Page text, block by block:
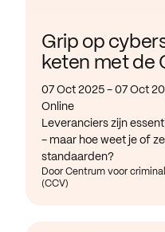
Grip op
keten met de
07 Oct 2025 - 07 Oct
Online
Leveranciers zijn
- maar hoe weet je of
standaarden?
Door Centrum voor
(CCV)